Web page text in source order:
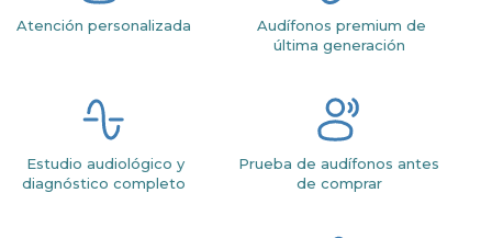
Atención personalizada
Audífonos premium de
última generación
Estudio audiológico y
diagnóstico completo
Prueba de audífonos antes
de comprar